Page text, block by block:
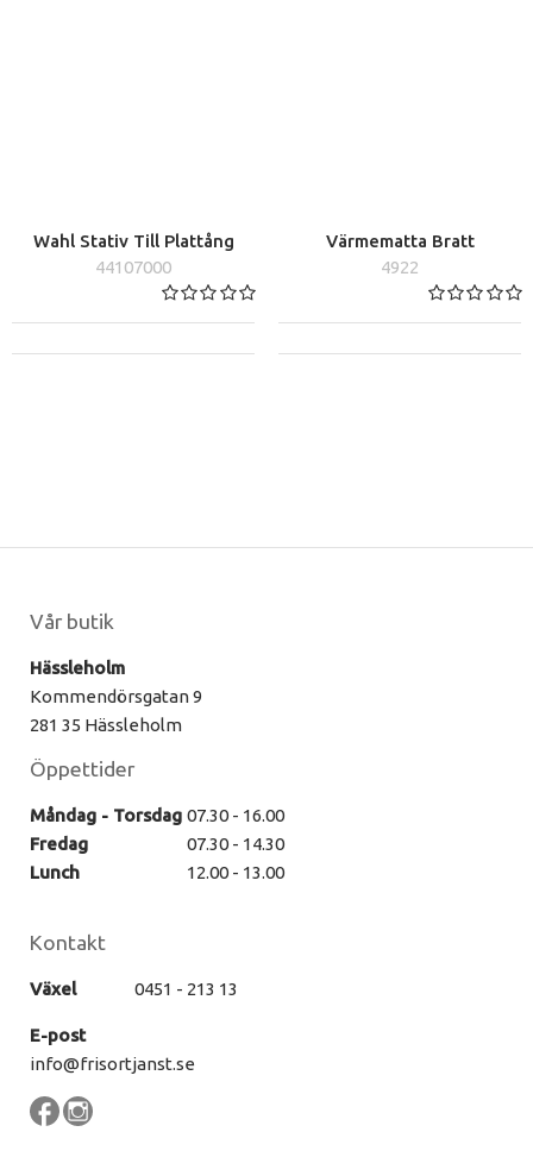
Wahl Stativ Till Plattång
44107000
Värmematta Bratt
4922
Vår butik
Hässleholm
Kommendörsgatan 9
281 35 Hässleholm
Öppettider
Måndag - Torsdag 07.30 - 16.00
Fredag
07.30 - 14.30
Lunch
12.00 - 13.00
Kontakt
Växel 0451 - 213 13
E-post
info@frisortjanst.se